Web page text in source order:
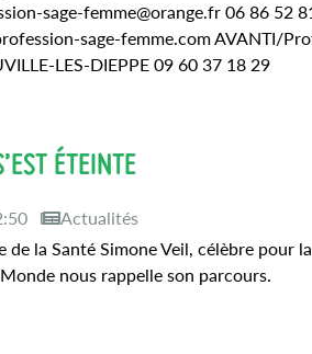
sage-femme@orange.fr 06 86 52
sage-femme.com AVANTI/
LES-DIEPPE 09 60 37 18 29
ÉTEINTE
Actualités
de la Santé Simone Veil, célèbre pour
nous rappelle son parcours.